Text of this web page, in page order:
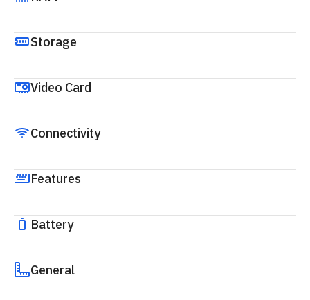
Storage
Video Card
Connectivity
Features
Battery
General